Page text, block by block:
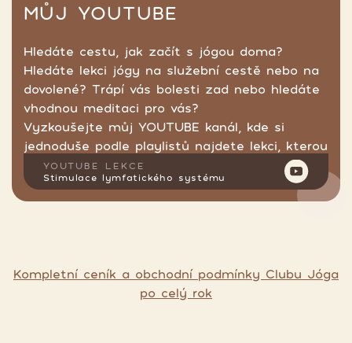
MŮJ YOUTUBE
Hledáte cestu, jak začít s jógou doma?
Hledáte lekci jógy na služební cestě nebo na
dovolené? Trápí vás bolesti zad nebo hledáte
vhodnou meditaci pro vás?
Vyzkoušejte můj YOUTUBE kanál, kde si
jednoduše podle playlistů najdete lekci, kterou
hledáte.
YOUTUBE LEKCE
Stimulace lymfatického systému
Kompletní ceník a obchodní podmínky Clubu Jóga
po celý rok